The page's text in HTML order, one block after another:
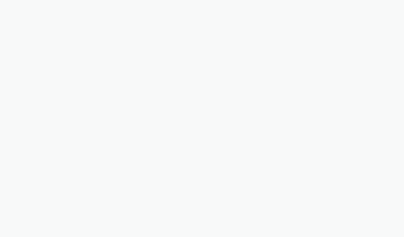
الكويت، قطر، البحرين وعُمان.
الكهربائية اللاسلكية، أجهزة